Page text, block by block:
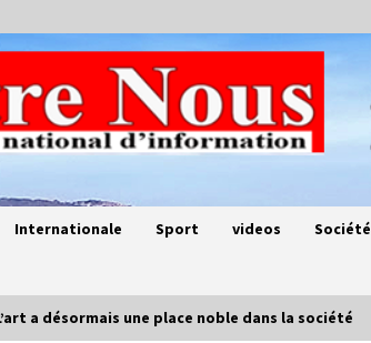
Internationale Sport videos Société
a désormais une place noble dans la société